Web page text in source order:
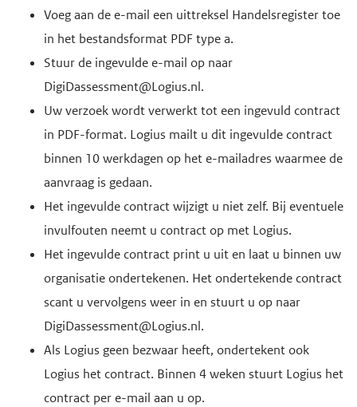
Voeg aan de e-mail een uittreksel Handelsregister toe
in het bestandsformat PDF type a.
Stuur de ingevulde e-mail op naar
DigiDassessment@Logius.nl.
Uw verzoek wordt verwerkt tot een ingevuld contract
in PDF-format. Logius mailt u dit ingevulde contract
binnen 10 werkdagen op het e-mailadres waarmee de
aanvraag is gedaan.
Het ingevulde contract wijzigt u niet zelf. Bij eventuele
invulfouten neemt u contract op met Logius.
Het ingevulde contract print u uit en laat u binnen uw
organisatie ondertekenen. Het ondertekende contract
scant u vervolgens weer in en stuurt u op naar
DigiDassessment@Logius.nl.
Als Logius geen bezwaar heeft, ondertekent ook
Logius het contract. Binnen 4 weken stuurt Logius het
contract per e-mail aan u op.